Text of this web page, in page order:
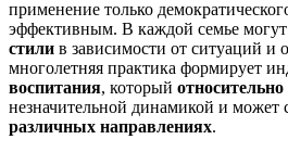
применение только
эффективным. В каждой семье
стили в зависимости от ситуаций и
многолетняя практика формирует
воспитания, который относительно
незначительной динамикой и может
различных направлениях.